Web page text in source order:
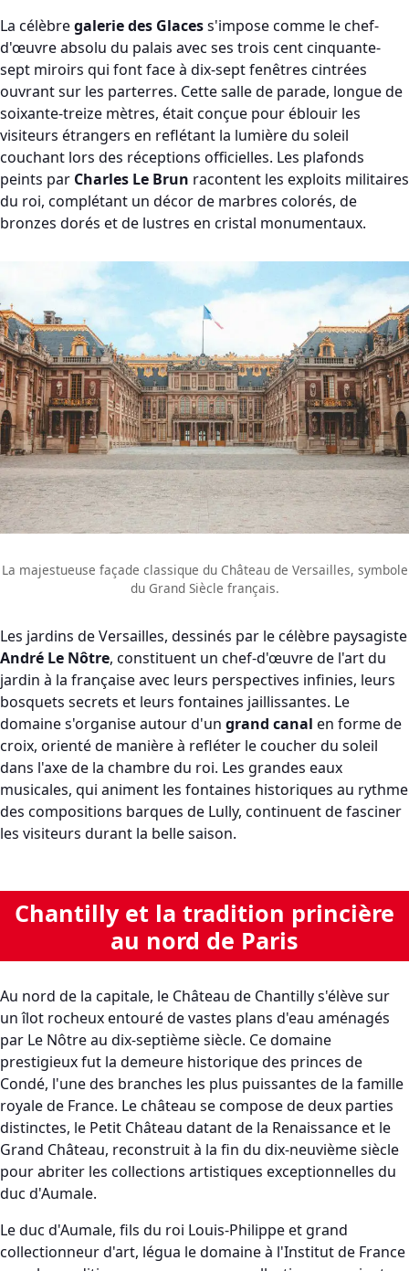
La célèbregalerie des Glacess'impose comme le chef-
d'œuvre absolu du palais avec ses trois cent cinquante-
sept miroirs qui font face à dix-sept fenêtres cintrées
ouvrant sur les parterres. Cette salle de parade, longue de
soixante-treize mètres, était conçue pour éblouir les
visiteurs étrangers en reflétant la lumière du soleil
couchant lors des réceptions officielles. Les plafonds
peints par Charles Le Brun racontent les exploits militaires
du roi, complétant un décor de marbres colorés, de
bronzes dorés et de lustres en cristal monumentaux.
La majestueuse façade classique du Château de Versailles, symbole
du Grand Siècle français.
Les jardins de Versailles, dessinés par le célèbre paysagiste
André Le Nôtre, constituent un chef-d'œuvre de l'art du
jardin à la française avec leurs perspectives infinies, leurs
bosquets secrets et leurs fontaines jaillissantes. Le
domaine s'organise autour d'un grand canal en forme de
croix, orienté de manière à refléter le coucher du soleil
dans l'axe de la chambre du roi. Les grandes eaux
musicales, qui animent les fontaines historiques au rythme
des compositions barques de Lully, continuent de fasciner
les visiteurs durant la belle saison.
Chantilly et la tradition princière
au nord de Paris
Au nord de la capitale, le Château de Chantilly s'élève sur
un îlot rocheux entouré de vastes plans d'eau aménagés
par Le Nôtre au dix-septième siècle. Ce domaine
prestigieux fut la demeure historique des princes de
Condé, l'une des branches les plus puissantes de la famille
royale de France. Le château se compose de deux parties
distinctes, le Petit Château datant de la Renaissance et le
Grand Château, reconstruit à la fin du dix-neuvième siècle
pour abriter les collections artistiques exceptionnelles du
duc d'Aumale.
Le duc d'Aumale, fils du roi Louis-Philippe et grand
collectionneur d'art, légua le domaine à l'Institut de France